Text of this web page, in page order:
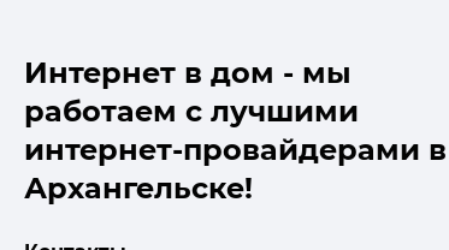
Интернет в дом - мы
работаем с лучшими
интернет-провайдерами в
Архангельске!